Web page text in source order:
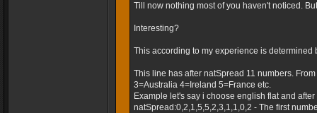
Till now nothing most of you haven't noticed.
Interesting?
This according to my experience is
This line has after natSpread 11 numbers.
3=Australia 4=Ireland 5=France etc.
Example let's say i choose english flat and
natSpread:0,2,1,5,5,2,3,1,1,0,2 - The first